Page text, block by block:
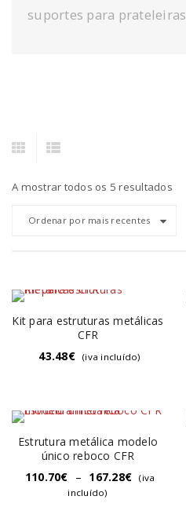
suportes para prateleiras
A mostrar todos os 5 resultados
Ordenar por mais recentes
Kit para estruturas metálicas
CFR
43.48€ (iva incluído)
Estrutura metálica modelo
único reboco CFR
110.70€ – 167.28€
(iva
incluído)